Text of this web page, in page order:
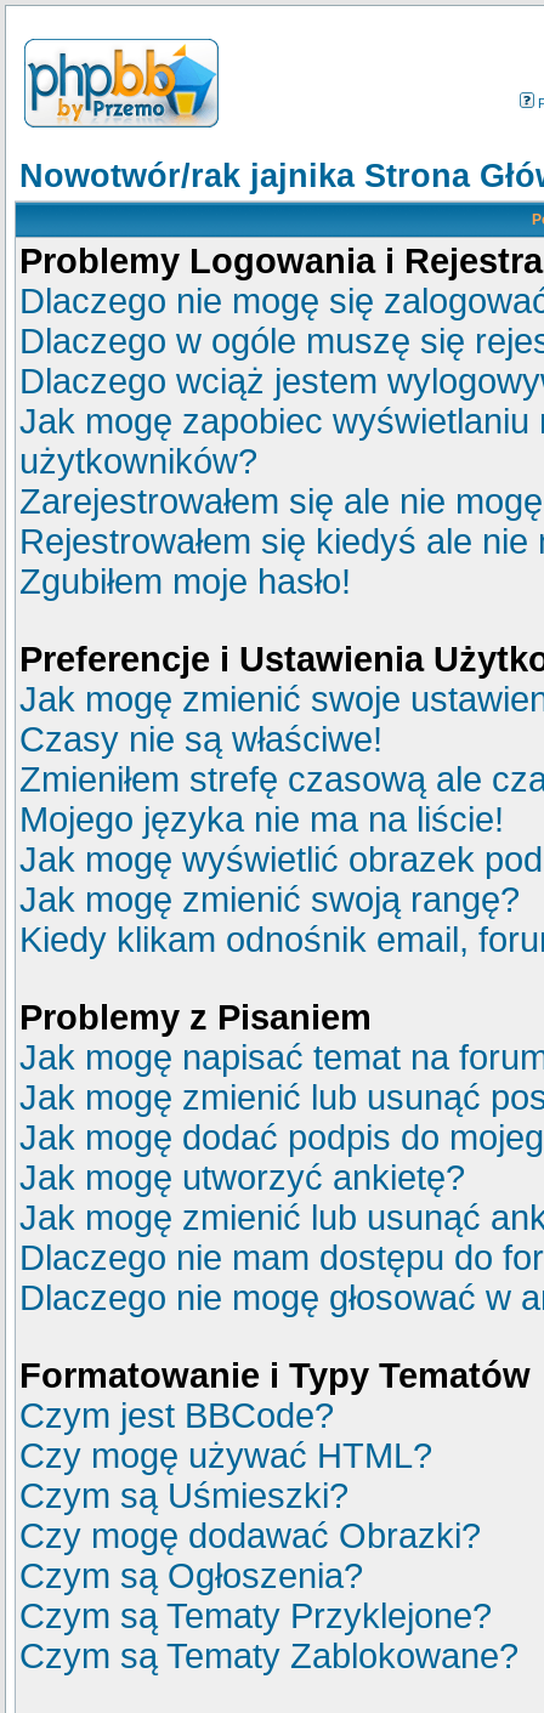
Nowotwór/rak jajnika Strona
Problemy Logowania i
Dlaczego nie mogę się
Dlaczego w ogóle muszę się
Dlaczego wciąż jestem
Jak mogę zapobiec
użytkowników?
Zarejestrowałem się ale nie
Rejestrowałem się kiedyś ale
Zgubiłem moje hasło!
Preferencje i Ustawienia
Jak mogę zmienić swoje
Czasy nie są właściwe!
Zmieniłem strefę czasową ale
Mojego języka nie ma na liście!
Jak mogę wyświetlić obrazek
Jak mogę zmienić swoją rangę?
Kiedy klikam odnośnik email,
Problemy z Pisaniem
Jak mogę napisać temat na
Jak mogę zmienić lub usunąć
Jak mogę dodać podpis do
Jak mogę utworzyć ankietę?
Jak mogę zmienić lub usunąć
Dlaczego nie mam dostępu do
Dlaczego nie mogę głosować w
Formatowanie i Typy Tematów
Czym jest BBCode?
Czy mogę używać HTML?
Czym są Uśmieszki?
Czy mogę dodawać Obrazki?
Czym są Ogłoszenia?
Czym są Tematy Przyklejone?
Czym są Tematy Zablokowane?